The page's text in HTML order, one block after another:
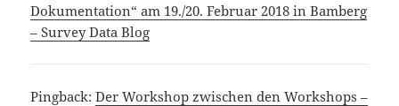
Dokumentation“ am 19./20. Februar 2018 in Bamberg
– Survey Data Blog
Pingback:Der Workshop zwischen den Workshops –